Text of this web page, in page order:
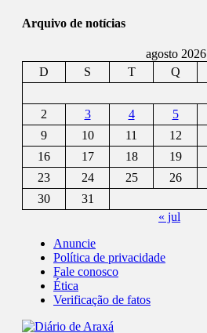
Arquivo de notícias
agosto 2026
D
S T Q
2
3 4 5
9
10 11 12
16
17 18 19
23
24 25 26
30
31
« jul
Anuncie
Política de privacidade
Fale conosco
Ética
Verificação de fatos